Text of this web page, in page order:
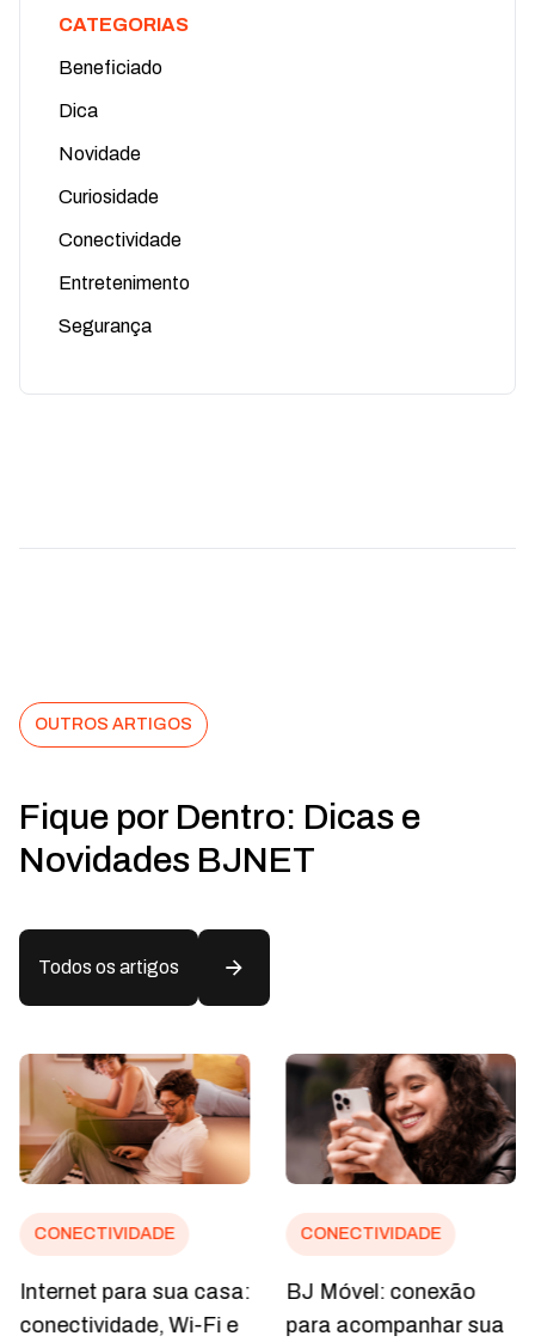
CATEGORIAS
Beneficiado
Dica
Novidade
Curiosidade
Conectividade
Entretenimento
Segurança
OUTROS ARTIGOS
Fique por Dentro: Dicas e
Novidades BJNET
Todos os artigos
CONECTIVIDADE
Internet para sua casa:
conectividade, Wi-Fi e
CONECTIVIDADE
BJ Móvel: conexão
para acompanhar sua